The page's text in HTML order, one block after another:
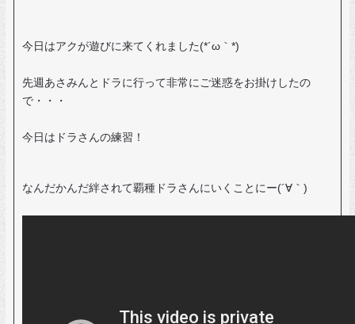
今日はアクが遊びに来てくれました(*´ω｀*)
先週あさみんとドラに行って非常にご迷惑をお掛けしたの
で・・・
今日はドラさんの練習！
なんだかんだ絆されて覇種ドラさんにいくことにー(´∀｀)